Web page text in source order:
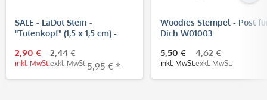
SALE - LaDot Stein -
"Totenkopf" (1,5 x 1,5 cm) -
2,90 €
inkl. MwSt.
2,44 €
exkl. MwSt. 5,95 € *
Woodies Stempel - Post
Dich W01003
5,50 €
inkl. MwSt.
4,62 €
exkl. MwSt.